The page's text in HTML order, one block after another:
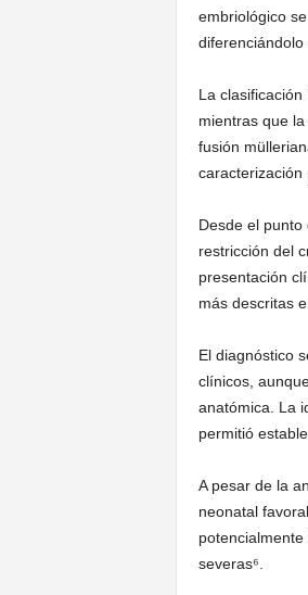
embriológico
diferenciándolo
La clasificación
mientras que
fusión
caracterización
Desde el
restricción del
presentación
más descritas
El diagnóstico
clínicos,
anatómica. La
permitió
A pesar de la
neonatal
severas⁶.